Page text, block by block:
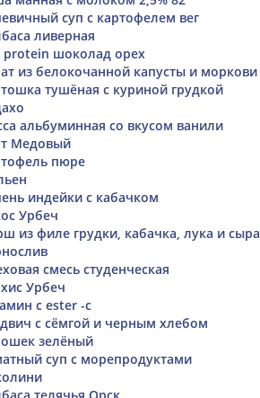
суп с картофелем вег
ливерная
protein шоколад орех
из белокочанной капусты и моркови
тушёная с куриной грудкой
альбуминная со вкусом ванили
Медовый
пюре
индейки с кабачком
Урбеч
из филе грудки, кабачка, лука и сыра
смесь студенческая
Урбеч
с ester -c
с сёмгой и черным хлебом
зелёный
суп с морепродуктами